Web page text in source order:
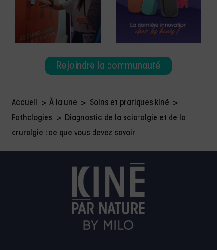
Rejoindre la communauté
Accueil > À la une > Soins et pratiques kiné >
Pathologies > Diagnostic de la sciatalgie et de la
cruralgie : ce que vous devez savoir